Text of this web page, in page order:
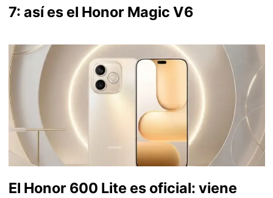
7: así es el Honor Magic V6
El Honor 600 Lite es oficial: viene